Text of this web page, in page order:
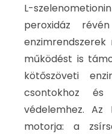
L-
peroxidáz
működést is
kötőszöveti
csontokhoz és
védelemhez. Az
motorja: a